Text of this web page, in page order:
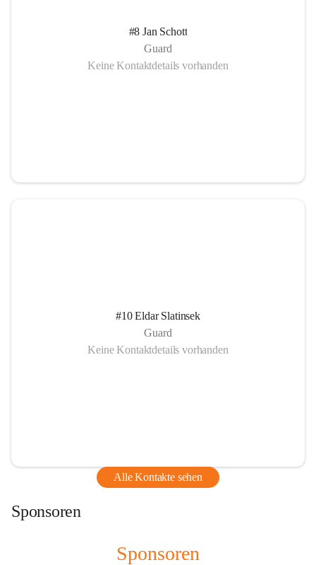
#8 Jan Schott
Guard
Keine Kontaktdetails vorhanden
#10 Eldar Slatinsek
Guard
Keine Kontaktdetails vorhanden
Alle Kontakte sehen
Sponsoren
Sponsoren